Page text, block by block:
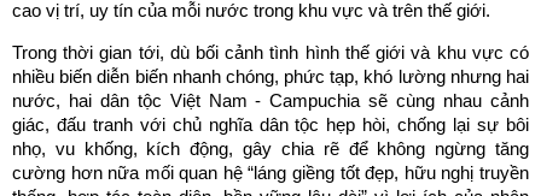
cao vị trí, uy tín của mỗi nước trong khu vực và trên thế giới.
Trong thời gian tới, dù bối cảnh tình hình thế giới và khu vực có
nhiều biến diễn biến nhanh chóng, phức tạp, khó lường nhưng hai
nước, hai dân tộc Việt Nam - Campuchia sẽ cùng nhau cảnh
giác, đấu tranh với chủ nghĩa dân tộc hẹp hòi, chống lại sự bôi
nhọ, vu khống, kích động, gây chia rẽ để không ngừng tăng
cường hơn nữa mối quan hệ “láng giềng tốt đẹp, hữu nghị truyền